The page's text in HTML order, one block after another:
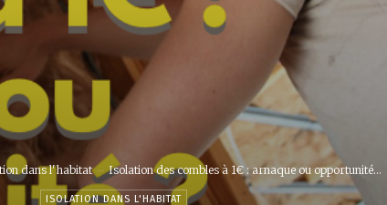
dans l'habitat Isolation des combles à 1€ : arnaque ou opportunité...
ISOLATION DANS L'HABITAT